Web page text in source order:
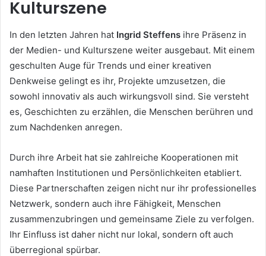
Kulturszene
In den letzten Jahren hat Ingrid Steffens ihre Präsenz in
der Medien- und Kulturszene weiter ausgebaut. Mit einem
geschulten Auge für Trends und einer kreativen
Denkweise gelingt es ihr, Projekte umzusetzen, die
sowohl innovativ als auch wirkungsvoll sind. Sie versteht
es, Geschichten zu erzählen, die Menschen berühren und
zum Nachdenken anregen.
Durch ihre Arbeit hat sie zahlreiche Kooperationen mit
namhaften Institutionen und Persönlichkeiten etabliert.
Diese Partnerschaften zeigen nicht nur ihr professionelles
Netzwerk, sondern auch ihre Fähigkeit, Menschen
zusammenzubringen und gemeinsame Ziele zu verfolgen.
Ihr Einfluss ist daher nicht nur lokal, sondern oft auch
überregional spürbar.